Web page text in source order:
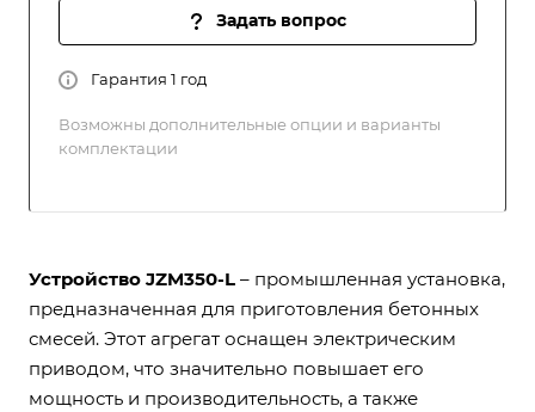
Задать вопрос
Гарантия 1 год
Возможны дополнительные опции и варианты
комплектации
Устройство JZM350-L – промышленная установка,
предназначенная для приготовления бетонных
смесей. Этот агрегат оснащен электрическим
приводом, что значительно повышает его
мощность и производительность, а также